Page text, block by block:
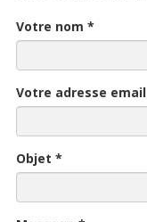
Votre nom *
Votre adresse email
Objet *